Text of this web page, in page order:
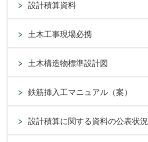
設計積算資料
土木工事現場必携
土木構造物標準設計図
鉄筋挿入工マニュアル（案）
設計積算に関する資料の公表状況